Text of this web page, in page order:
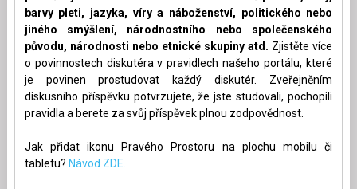
barvy pleti, jazyka, víry a náboženství, politického nebo
jiného smýšlení, národnostního nebo společenského
původu, národnosti nebo etnické skupiny atd. Zjistěte více
o povinnostech diskutéra v pravidlech našeho portálu, které
je povinen prostudovat každý diskutér. Zveřejněním
diskusního příspěvku potvrzujete, že jste studovali, pochopili
pravidla a berete za svůj příspěvek plnou zodpovědnost.
Jak přidat ikonu Pravého Prostoru na plochu mobilu či
tabletu? Návod ZDE.